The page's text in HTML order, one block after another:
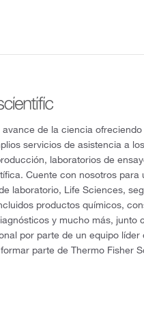
avance de la ciencia
servicios de asistencia a
laboratorios de
Cuente con nosotros para
laboratorio, Life Sciences,
productos químicos,
y mucho más, junto
por parte de un equipo líder
parte de Thermo Fisher